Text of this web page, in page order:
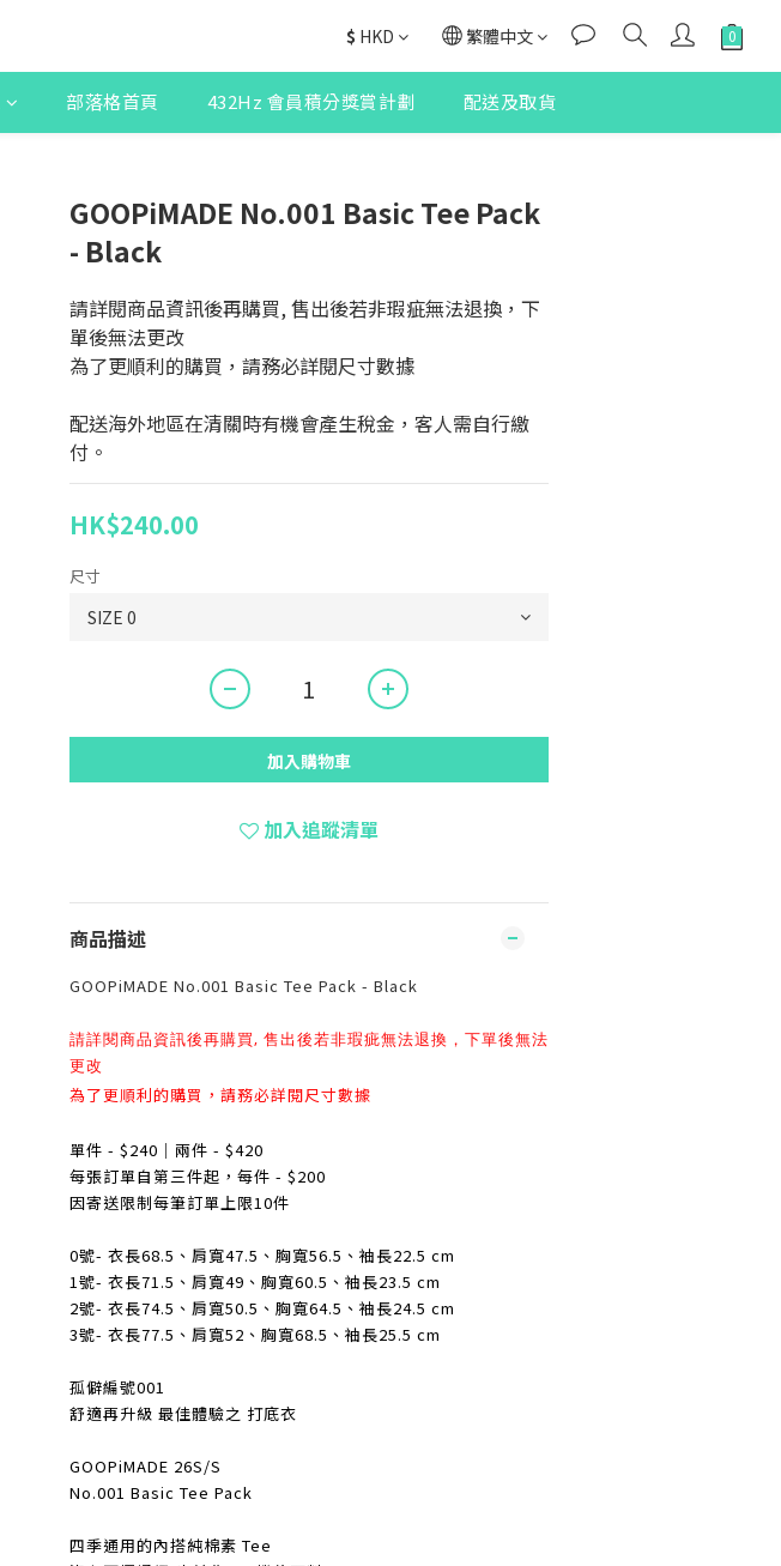
$ HKD 繁體中文
部落格首頁 432Hz 會員積分獎賞計劃 配送及取貨
GOOPiMADE No.001 Basic Tee Pack
- Black
請詳閱商品資訊後再購買, 售出後若非瑕疵無法退換，下
單後無法更改
為了更順利的購買，請務必詳閱尺寸數據
配送海外地區在清關時有機會產生稅金，客人需自行繳
付。
HK$240.00
尺寸
加入購物車
加入追蹤清單
商品描述
GOOPiMADE No.001 Basic Tee Pack - Black
請詳閱商品資訊後再購買, 售出後若非瑕疵無法退換，下單後無法
更改
為了更順利的購買，請務必詳閱尺寸數據
單件 - $240｜兩件 - $420
每張訂單自第三件起，每件 - $200
因寄送限制每筆訂單上限10件
0號- 衣長68.5、肩寬47.5、胸寬56.5、袖長22.5 cm
1號- 衣長71.5、肩寬49、胸寬60.5、袖長23.5 cm
2號- 衣長74.5、肩寬50.5、胸寬64.5、袖長24.5 cm
3號- 衣長77.5、肩寬52、胸寬68.5、袖長25.5 cm
孤僻編號001
舒適再升級 最佳體驗之 打底衣
GOOPiMADE 26S/S
No.001 Basic Tee Pack
四季通用的內搭純棉素 Tee